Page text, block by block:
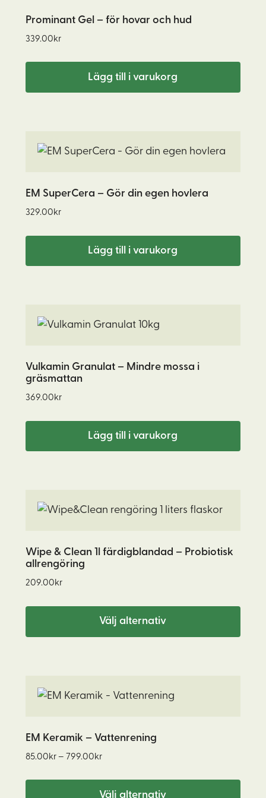
Prominant Gel – för hovar och hud
339.00kr
Lägg till i varukorg
EM SuperCera – Gör din egen hovlera
329.00kr
Lägg till i varukorg
Vulkamin Granulat – Mindre mossa i
gräsmattan
369.00kr
Lägg till i varukorg
Wipe & Clean 1l färdigblandad – Probiotisk
allrengöring
209.00kr
Välj alternativ
har
flera
varianter.
alternativen
på
EM Keramik – Vattenrening
85.00kr – 799.00krPrisintervall:
Välj alternativ
här
har
flera